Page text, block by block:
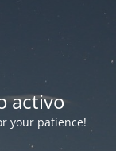
activo
your patience!